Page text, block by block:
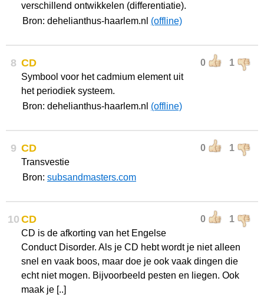
verschillend ontwikkelen (differentiatie).
Bron: dehelianthus-haarlem.nl (offline)
8 0 1
CD
Symbool voor het cadmium element uit
het periodiek systeem.
Bron: dehelianthus-haarlem.nl (offline)
9 0 1
CD
Transvestie
Bron: subsandmasters.com
10 0 1
CD
CD is de afkorting van het Engelse
Conduct Disorder. Als je CD hebt wordt je niet alleen
snel en vaak boos, maar doe je ook vaak dingen die
echt niet mogen. Bijvoorbeeld pesten en liegen. Ook
maak je [..]